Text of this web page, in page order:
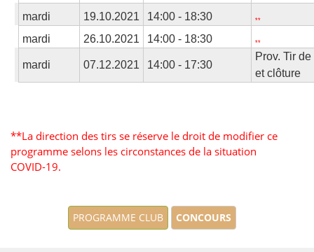
mardi 19.10.2021 14:00 - 18:30 **
mardi 26.10.2021 14:00 - 18:30 **
mardi 07.12.2021 14:00 - 17:30
Prov. Tir
et clôture
**La direction des tirs se réserve le droit de modifier ce
programme selons les circonstances de la situation
COVID-19.
PROGRAMME CLUB CONCOURS